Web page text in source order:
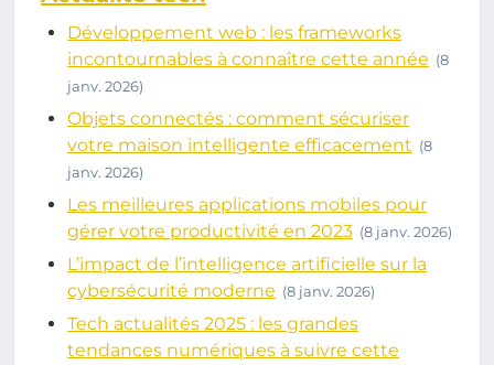
Développement web : les frameworks
incontournables à connaître cette année (8
janv. 2026)
Objets connectés : comment sécuriser
votre maison intelligente efficacement (8
janv. 2026)
Les meilleures applications mobiles pour
gérer votre productivité en 2023 (8 janv. 2026)
L’impact de l’intelligence artificielle sur la
cybersécurité moderne (8 janv. 2026)
Tech actualités 2025 : les grandes
tendances numériques à suivre cette